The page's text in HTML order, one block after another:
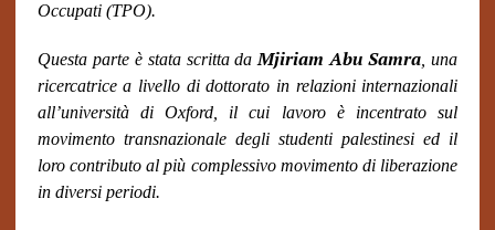
Occupati (TPO).
Questa parte è stata scritta da Mjiriam Abu Samra , una
ricercatrice a livello di dottorato in relazioni internazionali
all’università di Oxford, il cui lavoro è incentrato sul
movimento transnazionale degli studenti palestinesi ed il
loro contributo al più complessivo movimento di liberazione
in diversi periodi.